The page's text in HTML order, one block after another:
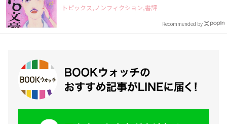
トピックス,ノンフィクション,書評
Recommended by